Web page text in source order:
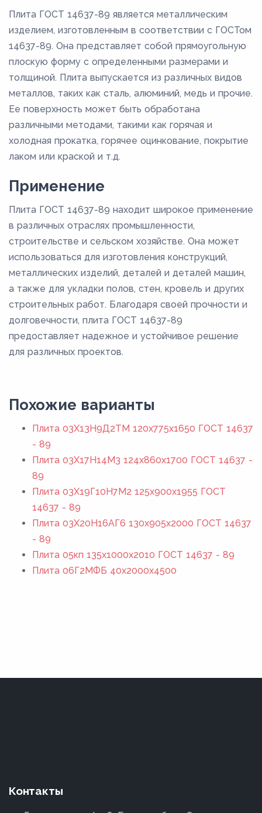
Плита ГОСТ 14637-89 является металлическим
изделием, изготовленным в соответствии с ГОСТом
14637-89. Она представляет собой прямоугольную
плоскую форму с определенными размерами и
толщиной. Плита выпускается из различных видов
металлов, таких как сталь, алюминий, медь и прочие.
Ее поверхность может быть обработана
различными методами, такими как горячая и
холодная прокатка, горячее оцинкование, покрытие
лаком или краской и т.д.
Применение
Плита ГОСТ 14637-89 находит широкое применение
в различных отраслях промышленности,
строительстве и сельском хозяйстве. Она может
использоваться для изготовления конструкций,
металлических изделий, деталей и деталей машин,
а также для укладки полов, стен, кровель и других
строительных работ. Благодаря своей прочности и
долговечности, плита ГОСТ 14637-89
предоставляет надежное и устойчивое решение
для различных проектов.
Похожие варианты
Плита 03Х13Н9Д2ТМ 120x775x1650 ГОСТ 14637
- 89
Плита 03Х17Н14М3 124x860x1700 ГОСТ 14637 -
89
Плита 03Х19Г10Н7М2 125x900x1955 ГОСТ
14637 - 89
Плита 03Х20Н16АГ6 130x905x2000 ГОСТ 14637
- 89
Плита 05кп 135x1000x2010 ГОСТ 14637 - 89
Плита 06Г2МФБ 40x2000x4500
Контакты